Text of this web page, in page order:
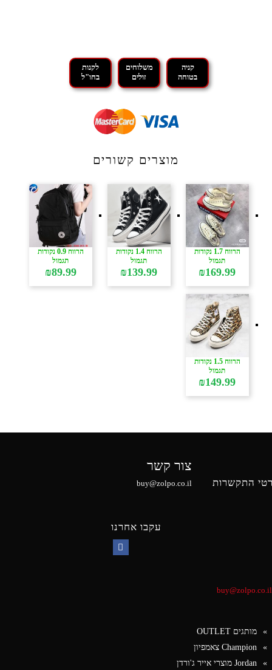
קניה
בטוחה
משלוחים
זולים
לקנות
בחו"ל
מוצרים קשורים
הרווח 1.7 נקודות
תגמול
₪169.99
הרווח 1.4 נקודות
תגמול
₪139.99
הרווח 0.9 נקודות
תגמול
₪89.99
הרווח 1.5 נקודות
תגמול
₪149.99
התקשרות
צור קשר
buy@zolpo.co.il
עקבו אחרנו
buy@zolpo.co.il
מותגים OUTLET
Champion צאמפיון
Jordan מוצרי אייר ג'ורדן